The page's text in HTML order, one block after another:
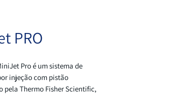
PRO
Pro é um sistema de
injeção com pistão
pela Thermo Fisher Scientific,